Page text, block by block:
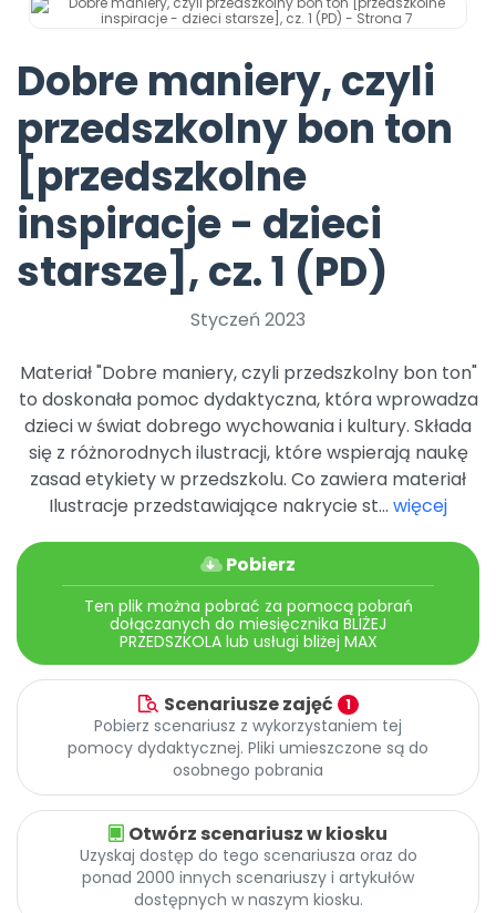
Promocje
Dobre maniery, czyli
przedszkolny bon ton
[przedszkolne
inspiracje - dzieci
starsze], cz. 1 (PD)
Styczeń 2023
Materiał "Dobre maniery, czyli przedszkolny bon ton"
to doskonała pomoc dydaktyczna, która wprowadza
dzieci w świat dobrego wychowania i kultury. Składa
się z różnorodnych ilustracji, które wspierają naukę
zasad etykiety w przedszkolu. Co zawiera materiał
Ilustracje przedstawiające nakrycie st... więcej
Pobierz
Ten plik można pobrać za pomocą pobrań
dołączanych do miesięcznika BLIŻEJ
PRZEDSZKOLA lub usługi bliżej MAX
Scenariusze zajęć 1
Pobierz scenariusz z wykorzystaniem tej
pomocy dydaktycznej. Pliki umieszczone są do
osobnego pobrania
Otwórz scenariusz w kiosku
Uzyskaj dostęp do tego scenariusza oraz do
ponad 2000 innych scenariuszy i artykułów
dostępnych w naszym kiosku.